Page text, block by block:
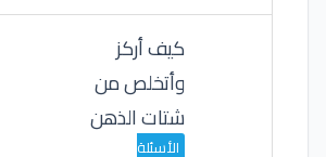
كيف أركز
وأتخلص من
شتات الذهن
الأسئلة